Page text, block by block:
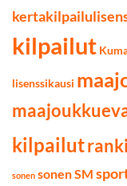
kilpailut
lisenssikausi
kilpailut
sonen sonen SM